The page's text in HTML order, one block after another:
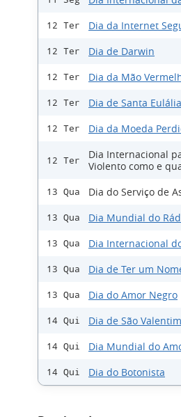
12 Ter Dia da Internet
12 Ter Dia de Darwin
12 Ter Dia da Mão
12 Ter Dia de Santa Eulália
12 Ter Dia da Moeda
12 Ter
Dia Internacional
Violento como e
13 Qua Dia do Serviço de
13 Qua Dia Mundial do
13 Qua Dia Internacional
13 Qua Dia de Ter um
13 Qua Dia do Amor Negro
14 Qui Dia de São Valentim
14 Qui Dia Mundial do
14 Qui Dia do Botonista